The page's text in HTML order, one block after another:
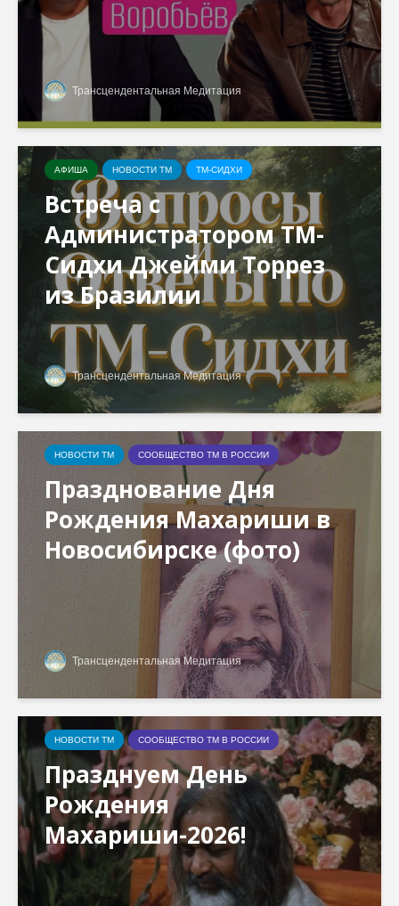
Трансцендентальная Медитация
АФИША НОВОСТИ ТМ ТМ-СИДХИ
Встреча с
Администратором ТМ-
Сидхи Джейми Торрез
из Бразилии
Трансцендентальная Медитация
НОВОСТИ ТМ СООБЩЕСТВО ТМ В РОССИИ
Празднование Дня
Рождения Махариши в
Новосибирске (фото)
Трансцендентальная Медитация
НОВОСТИ ТМ СООБЩЕСТВО ТМ В РОССИИ
Празднуем День
Рождения
Махариши-2026!